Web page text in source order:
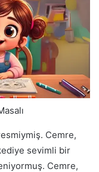
Cemre,
sevimli bir
Cemre,